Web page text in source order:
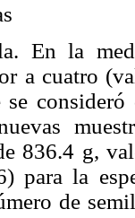
En la
a cuatro
836.4 g,
para la
de